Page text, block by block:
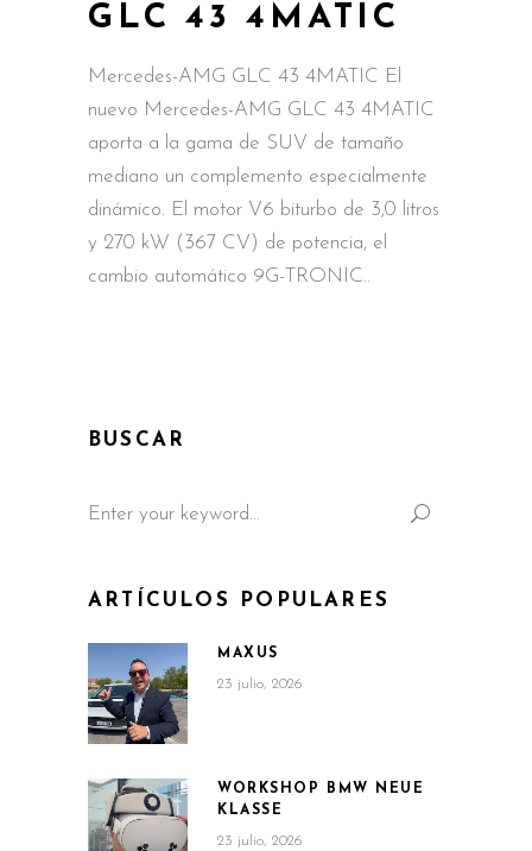
GLC 43 4MATIC
Mercedes-AMG GLC 43 4MATIC El
nuevo Mercedes-AMG GLC 43 4MATIC
aporta a la gama de SUV de tamaño
mediano un complemento especialmente
dinámico. El motor V6 biturbo de 3,0 litros
y 270 kW (367 CV) de potencia, el
cambio automático 9G-TRONIC
BUSCAR
for:
ARTÍCULOS POPULARES
MAXUS
23 julio, 2026
WORKSHOP BMW NEUE
KLASSE
23 julio, 2026